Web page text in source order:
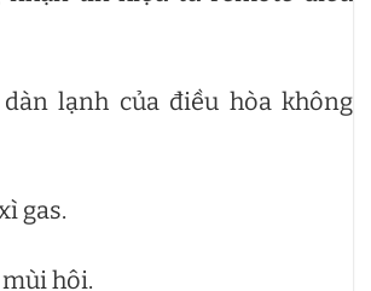
lạnh của điều hòa không
gas.
hôi.